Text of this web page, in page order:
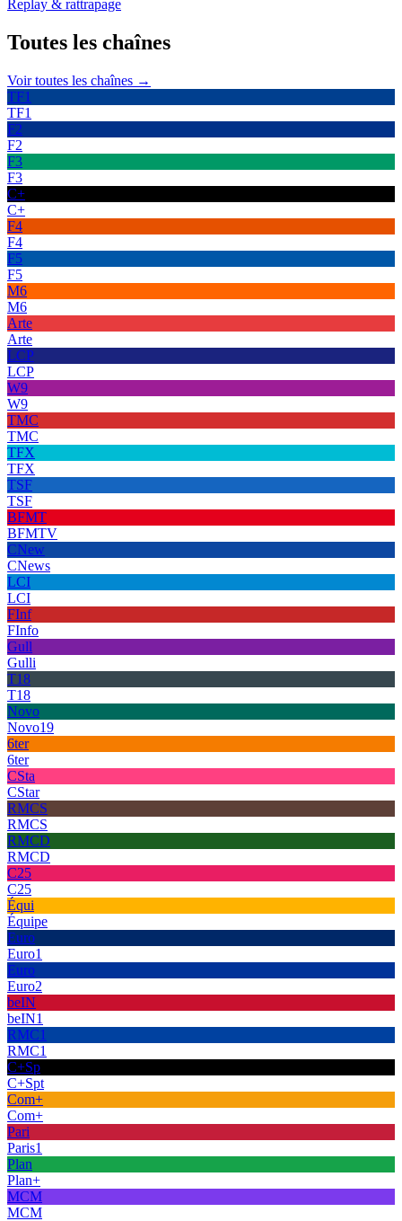
Replay & rattrapage
Toutes les chaînes
Voir toutes les chaînes →
TF1
TF1
F2
F2
F3
F3
C+
C+
F4
F4
F5
F5
M6
M6
Arte
Arte
LCP
LCP
W9
W9
TMC
TMC
TFX
TFX
TSF
TSF
BFMT
BFMTV
CNew
CNews
LCI
LCI
FInf
FInfo
Gull
Gulli
T18
T18
Novo
Novo19
6ter
6ter
CSta
CStar
RMCS
RMCS
RMCD
RMCD
C25
C25
Équi
Équipe
Euro
Euro1
Euro
Euro2
beIN
beIN1
RMC1
RMC1
C+Sp
C+Spt
Com+
Com+
Pari
Paris1
Plan
Plan+
MCM
MCM